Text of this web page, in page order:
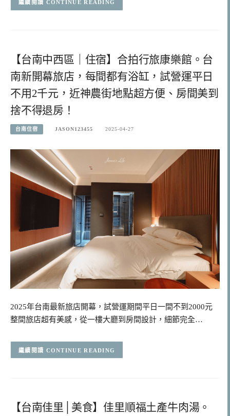
CONTINUE READING
【台南中西區｜住宿】合拍行旅康樂館。台
南新開幕旅店，每間都有浴缸，試營運平日
不用2千元，近神農街地點超方便、房間美到
捨不得退房！
台南住宿 JASON123455 2025-04-27
2025年台南最新旅店開幕，試營運期間平日一間不到2000元
整間旅店超有美感，從一樓大廳到房間設計，細節完全…
CONTINUE READING
【台南佳里│美食】佳里順福土產牛肉湯。